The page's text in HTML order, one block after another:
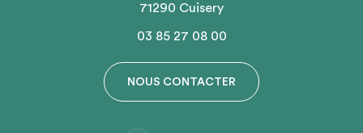
71290 Cuisery
03 85 27 08 00
NOUS CONTACTER